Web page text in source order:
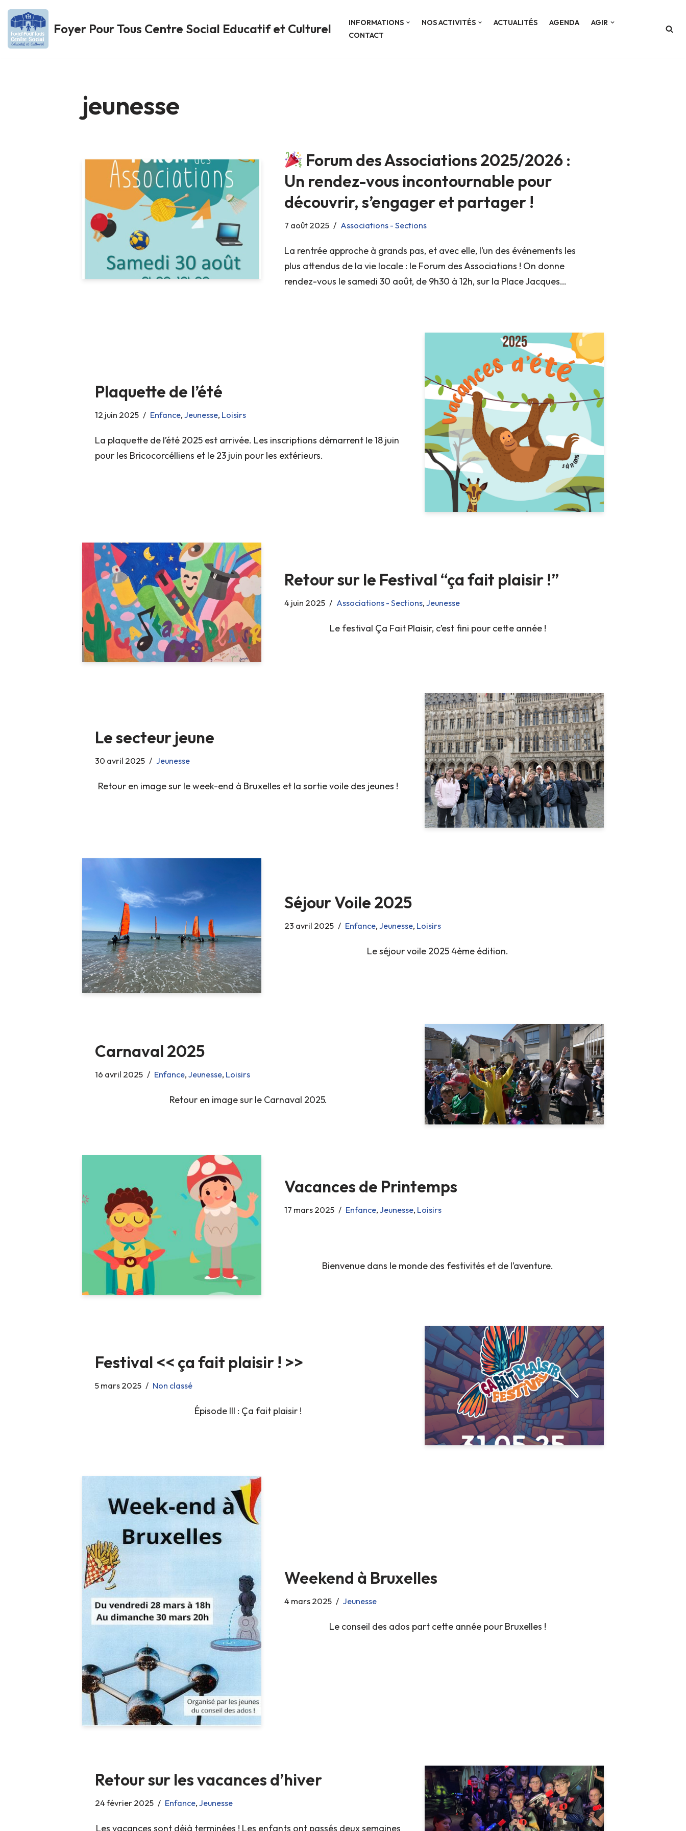
Aller
au
Foyer Pour Tous Centre Social Educatif et Culturel INFORMATIONS NOS ACTIVITÉS ACTUALITÉS AGENDA
AGIR
CONTACT
jeunesse
Forum des Associations 2025/2026 :
Un rendez-vous incontournable pour
découvrir, s’engager et partager !
7 août 2025 Associations - Sections
La rentrée approche à grands pas, et avec elle, l’un des événements les
plus attendus de la vie locale : le Forum des Associations ! On donne
rendez-vous le samedi 30 août, de 9h30 à 12h, sur la Place Jacques…
Plaquette de l’été
12 juin 2025 Enfance, Jeunesse, Loisirs
La plaquette de l’été 2025 est arrivée. Les inscriptions démarrent le 18 juin
pour les Bricocorcélliens et le 23 juin pour les extérieurs.
Retour sur le Festival “ça fait plaisir !”
4 juin 2025 Associations - Sections, Jeunesse
Le festival Ça Fait Plaisir, c’est fini pour cette année !
Le secteur jeune
30 avril 2025 Jeunesse
Retour en image sur le week-end à Bruxelles et la sortie voile des jeunes !
Séjour Voile 2025
23 avril 2025 Enfance, Jeunesse, Loisirs
Le séjour voile 2025 4ème édition.
Carnaval 2025
16 avril 2025 Enfance, Jeunesse, Loisirs
Retour en image sur le Carnaval 2025.
Vacances de Printemps
17 mars 2025 Enfance, Jeunesse, Loisirs
Bienvenue dans le monde des festivités et de l’aventure.
Festival << ça fait plaisir ! >>
5 mars 2025 Non classé
Épisode III : Ça fait plaisir !
Weekend à Bruxelles
4 mars 2025 Jeunesse
Le conseil des ados part cette année pour Bruxelles !
Retour sur les vacances d’hiver
24 février 2025 Enfance, Jeunesse
Les vacances sont déjà terminées ! Les enfants ont passés deux semaines